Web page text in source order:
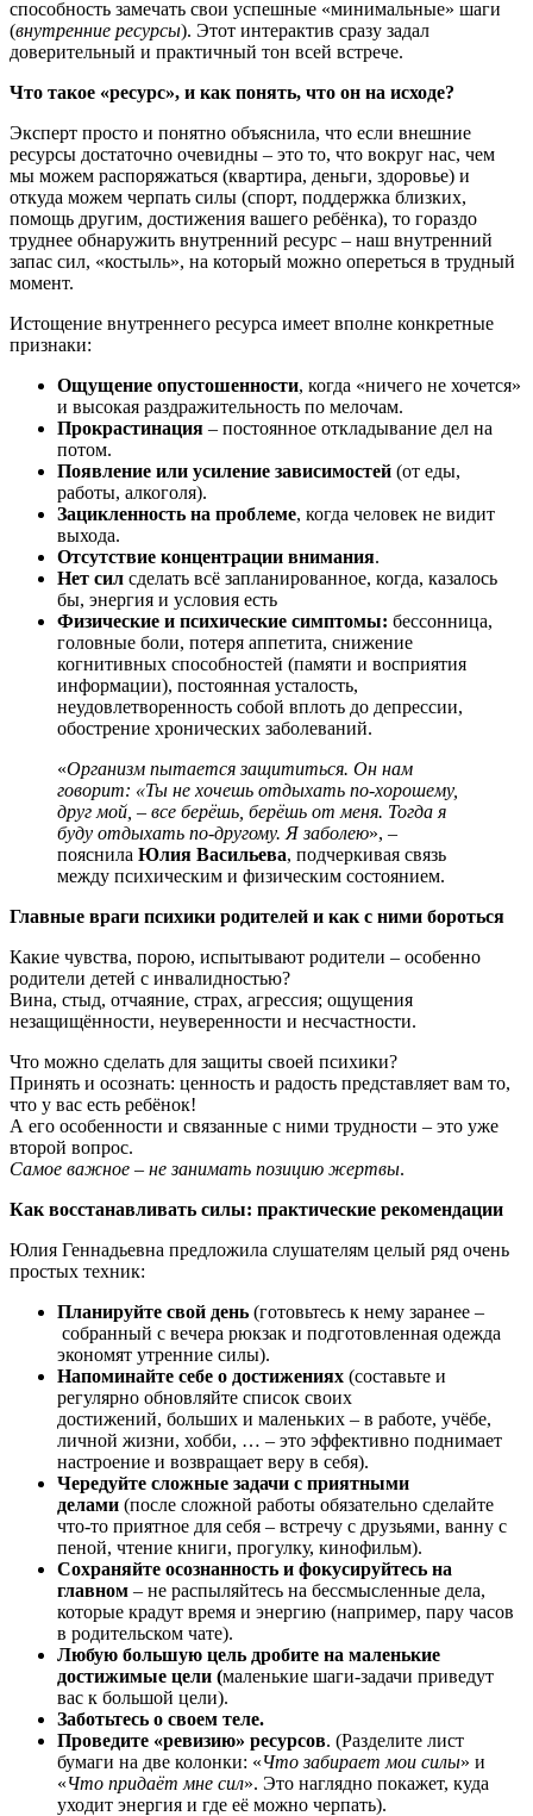
способность замечать свои успешные «минимальные» шаги
(внутренние ресурсы). Этот интерактив сразу задал
доверительный и практичный тон всей встрече.
Что такое «ресурс», и как понять, что он на исходе?
Эксперт просто и понятно объяснила, что если внешние
ресурсы достаточно очевидны – это то, что вокруг нас, чем
мы можем распоряжаться (квартира, деньги, здоровье) и
откуда можем черпать силы (спорт, поддержка близких,
помощь другим, достижения вашего ребёнка), то гораздо
труднее обнаружить внутренний ресурс – наш внутренний
запас сил, «костыль», на который можно опереться в трудный
момент.
Истощение внутреннего ресурса имеет вполне конкретные
признаки:
Ощущение опустошенности, когда «ничего не хочется»
и высокая раздражительность по мелочам.
Прокрастинация – постоянное откладывание дел на
потом.
Появление или усиление зависимостей (от еды,
работы, алкоголя).
Зацикленность на проблеме, когда человек не видит
выхода.
Отсутствие концентрации внимания.
Нет сил сделать всё запланированное, когда, казалось
бы, энергия и условия есть
Физические и психические симптомы: бессонница,
головные боли, потеря аппетита, снижение
когнитивных способностей (памяти и восприятия
информации), постоянная усталость,
неудовлетворенность собой вплоть до депрессии,
обострение хронических заболеваний.
«Организм пытается защититься. Он нам
говорит: «Ты не хочешь отдыхать по-хорошему,
друг мой, – все берёшь, берёшь от меня. Тогда я
буду отдыхать по-другому. Я заболею», –
пояснила Юлия Васильева, подчеркивая связь
между психическим и физическим состоянием.
Главные враги психики родителей и как с ними бороться
Какие чувства, порою, испытывают родители – особенно
родители детей с инвалидностью?
Вина, стыд, отчаяние, страх, агрессия; ощущения
незащищённости, неуверенности и несчастности.
Что можно сделать для защиты своей психики?
Принять и осознать: ценность и радость представляет вам то,
что у вас есть ребёнок!
А его особенности и связанные с ними трудности – это уже
второй вопрос.
Самое важное – не занимать позицию жертвы.
Как восстанавливать силы: практические рекомендации
Юлия Геннадьевна предложила слушателям целый ряд очень
простых техник:
Планируйте свой день (готовьтесь к нему заранее –
собранный с вечера рюкзак и подготовленная одежда
экономят утренние силы).
Напоминайте себе о достижениях (составьте и
регулярно обновляйте список своих
достижений, больших и маленьких – в работе, учёбе,
личной жизни, хобби, … – это эффективно поднимает
настроение и возвращает веру в себя).
Чередуйте сложные задачи с приятными
делами (после сложной работы обязательно сделайте
что-то приятное для себя – встречу с друзьями, ванну с
пеной, чтение книги, прогулку, кинофильм).
Сохраняйте осознанность и фокусируйтесь на
главном – не распыляйтесь на бессмысленные дела,
которые крадут время и энергию (например, пару часов
в родительском чате).
Любую большую цель дробите на маленькие
достижимые цели (маленькие шаги-задачи приведут
вас к большой цели).
Заботьтесь о своем теле.
Проведите «ревизию» ресурсов. (Разделите лист
бумаги на две колонки: «Что забирает мои силы» и
«Что придаёт мне сил». Это наглядно покажет, куда
уходит энергия и где её можно черпать).